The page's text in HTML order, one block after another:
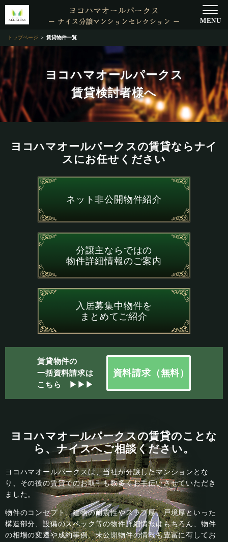
トップページ ＞ 賃貸物件一覧
ヨコハマオールパークス
賃貸検討者様へ
ヨコハマオールパークスの賃貸ならナイ
スにお任せください
ネット非公開物件紹介
分譲主ならではの
物件詳細情報のご案内
入居募集中物件を
まとめてご紹介
賃貸物件の
一括資料請求は
こちら ▶▶▶
資料請求（無料）
ヨコハマオールパークスの賃貸のことな
ら、ナイスへご相談ください。
ヨコハマオールパークスは、当社が分譲したマンションとな
り、その後の賃貸でのお取引も数多くお手伝いさせていただき
ました。
物件のコンセプト、建物の耐震性やスラブ厚、戸境厚といった
構造部分、設備のスペック等の物件詳細情報はもちろん、物件
の相場の変遷や成約事例、未公開物件の情報も豊富に有してお